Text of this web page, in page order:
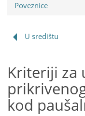
Poveznice
U središtu
Kriteriji za
kod